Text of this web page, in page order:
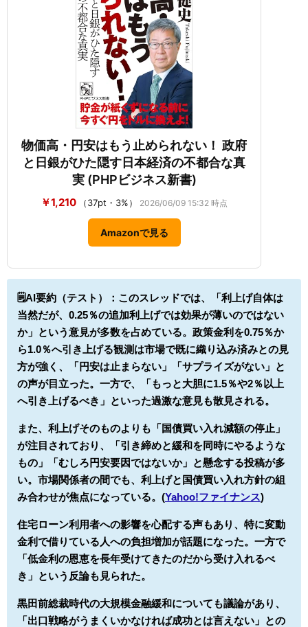
物価高・円安はもう止められない！ 政府
と日銀がひた隠す日本経済の不都合な真
実 (PHPビジネス新書)
￥1,210 （37pt・3%） 2026/06/09 15:32 時点
Amazonで見る
🗒️AI要約（テスト）： このスレッドでは、「利上げ自体は
当然だが、0.25％の追加利上げでは効果が薄いのではない
か」という意見が多数を占めている。政策金利を0.75％か
ら1.0％へ引き上げる観測は市場で既に織り込み済みとの見
方が強く、「円安は止まらない」「サプライズがない」と
の声が目立った。一方で、「もっと大胆に1.5％や2％以上
へ引き上げるべき」といった過激な意見も散見される。
また、利上げそのものよりも「国債買い入れ減額の停止」
が注目されており、「引き締めと緩和を同時にやるような
もの」「むしろ円安要因ではないか」と懸念する投稿が多
い。市場関係者の間でも、利上げと国債買い入れ方針の組
み合わせが焦点になっている。(Yahoo!ファイナンス)
住宅ローン利用者への影響を心配する声もあり、特に変動
金利で借りている人への負担増加が話題になった。一方で
「低金利の恩恵を長年受けてきたのだから受け入れるべ
き」という反論も見られた。
黒田前総裁時代の大規模金融緩和についても議論があり、
「出口戦略がうまくいかなければ成功とは言えない」との